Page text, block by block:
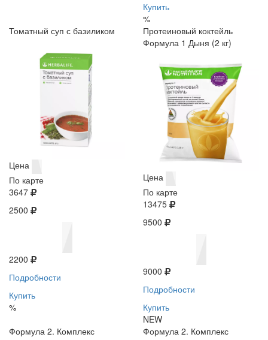
Купить
%
Томатный суп с базиликом
Цена
По карте
3647
2500
2200
Подробности
Купить
%
Протеиновый коктейль
Формула 1 Дыня (2 кг)
Цена
По карте
13475
9500
9000
Подробности
Купить
NEW
Формула 2. Комплекс
Формула 2. Комплекс